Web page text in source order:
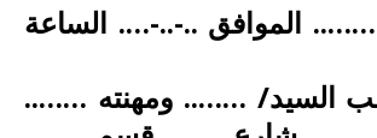
الموافق ..-..-…. الساعة
السيد/ …….. ومهنته ……..